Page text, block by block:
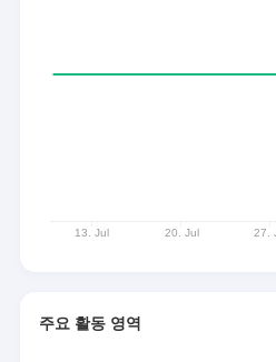
주요 활동 영역